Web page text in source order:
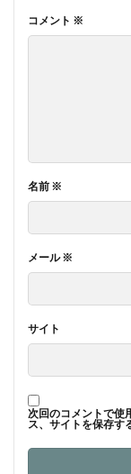
コメント ※
名前 ※
メール※
サイト
次回のコメントで使
ス、サイトを保存す